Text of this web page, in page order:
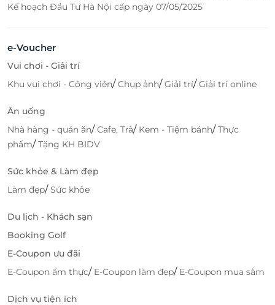
Kế hoạch Đầu Tư Hà Nội cấp ngày 07/05/2025
e-Voucher
Vui chơi - Giải trí
Khu vui chơi - Công viên/Chụp ảnh/Giải trí/Giải trí online
Ăn uống
Nhà hàng - quán ăn/Cafe, Trà/ Kem - Tiệm bánh/Thực
phẩm/Tặng KH BIDV
Sức khỏe & Làm đẹp
Làm đẹp/Sức khỏe
Du lịch - Khách sạn
Booking Golf
E-Coupon ưu đãi
E-Coupon ẩm thực/ E-Coupon làm đẹp/ E-Coupon mua sắm
Dịch vụ tiện ích